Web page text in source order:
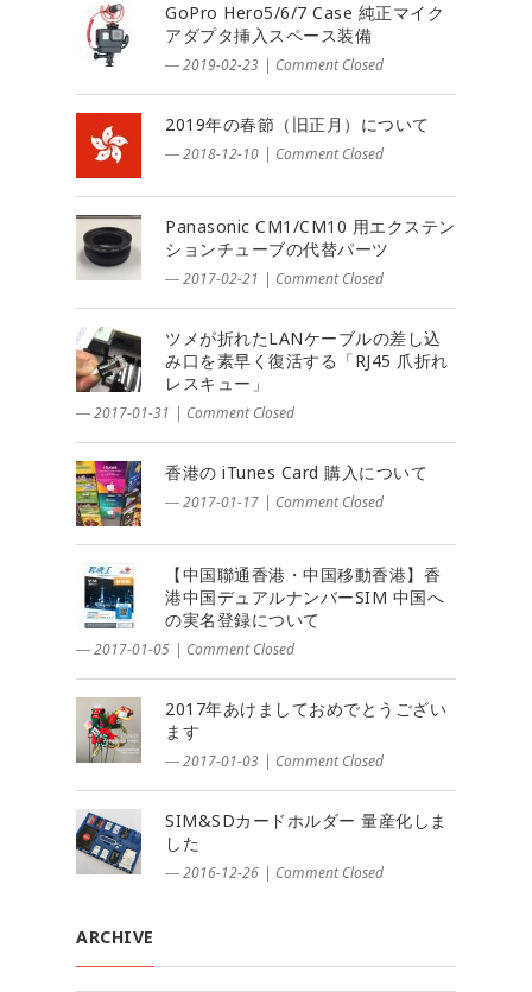
GoPro Hero5/6/7 Case 純正マイク
アダプタ挿入スペース装備
― 2019-02-23 | Comment Closed
2019年の春節（旧正月）について
― 2018-12-10 | Comment Closed
Panasonic CM1/CM10 用エクステン
ションチューブの代替パーツ
― 2017-02-21 | Comment Closed
ツメが折れたLANケーブルの差し込
み口を素早く復活する「RJ45 爪折れ
レスキュー」
― 2017-01-31 | Comment Closed
香港の iTunes Card 購入について
― 2017-01-17 | Comment Closed
【中国聯通香港・中国移動香港】香
港中国デュアルナンバーSIM 中国へ
の実名登録について
― 2017-01-05 | Comment Closed
2017年あけましておめでとうござい
ます
― 2017-01-03 | Comment Closed
SIM&SDカードホルダー 量産化しま
した
― 2016-12-26 | Comment Closed
ARCHIVE